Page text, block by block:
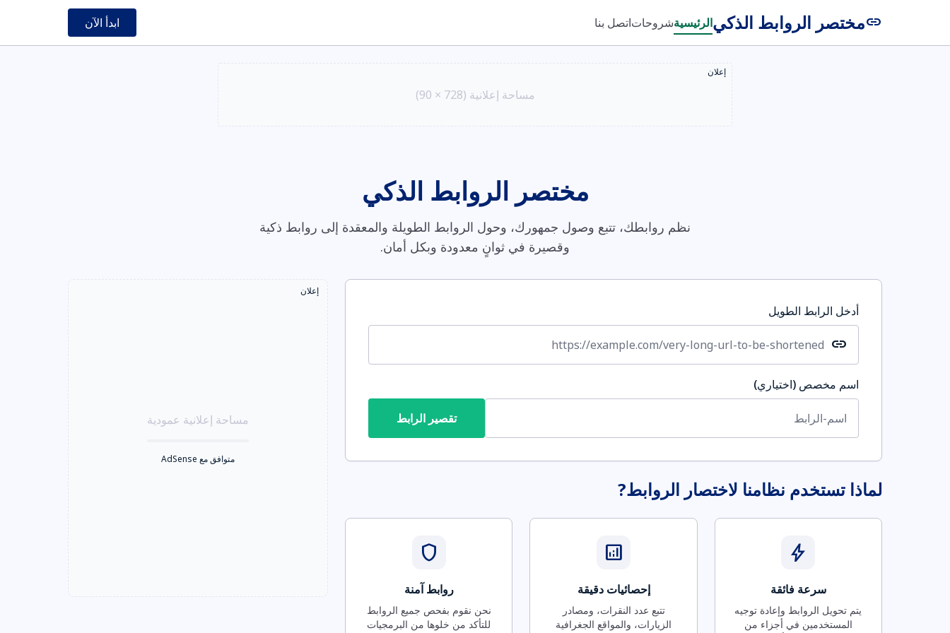
linkمختصر الروابط الذكيالرئيسيةشروحاتاتصل بنا ابدأ الآن
إعلان
مساحة إعلانية (728 × 90)
مختصر الروابط الذكي
نظم روابطك، تتبع وصول جمهورك، وحول الروابط الطويلة والمعقدة إلى روابط ذكية
وقصيرة في ثوانٍ معدودة وبكل أمان.
أدخل الرابط الطويل
link
اسم مخصص (اختياري)
تقصير الرابط
لماذا تستخدم نظامنا لاختصار الروابط?
bolt
سرعة فائقة
يتم تحويل الروابط وإعادة توجيه
المستخدمين في أجزاء من
analytics
إحصائيات دقيقة
تتبع عدد النقرات، ومصادر
الزيارات، والمواقع الجغرافية
shield
روابط آمنة
نحن نقوم بفحص جميع الروابط
للتأكد من خلوها من البرمجيات
إعلان
مساحة إعلانية عمودية
متوافق مع AdSense